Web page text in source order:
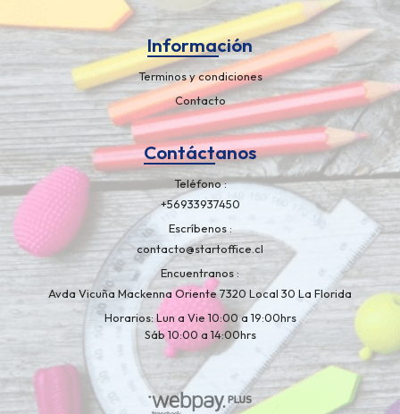
Información
Terminos y condiciones
Contacto
Contáctanos
Teléfono
+56933937450
Escríbenos
contacto@startoffice.cl
Encuentranos
Avda Vicuña Mackenna Oriente 7320 Local 30 La Florida
Horarios: Lun a Vie 10:00 a 19:00hrs
Sáb 10:00 a 14:00hrs